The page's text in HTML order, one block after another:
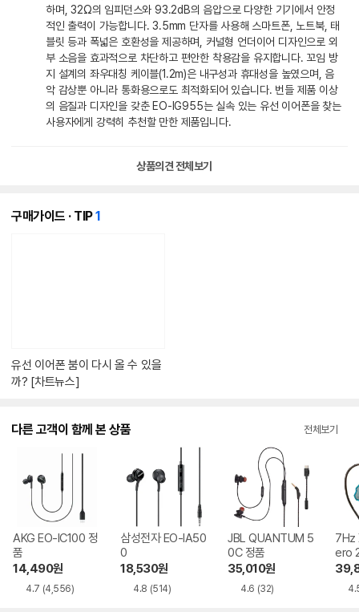
하며, 32Ω의 임피던스와 93.2dB의 음압으로 다양한 기기에서 안정
적인 출력이 가능합니다. 3.5mm 단자를 사용해 스마트폰, 노트북, 태
블릿 등과 폭넓은 호환성을 제공하며, 커널형 언더이어 디자인으로 외
부 소음을 효과적으로 차단하고 편안한 착용감을 유지합니다. 꼬임 방
지 설계의 좌우대칭 케이블(1.2m)은 내구성과 휴대성을 높였으며, 음
악 감상뿐 아니라 통화용으로도 최적화되어 있습니다. 번들 제품 이상
의 음질과 디자인을 갖춘 EO-IG955는 실속 있는 유선 이어폰을 찾는
사용자에게 강력히 추천할 만한 제품입니다.
상품의견 전체보기
구매가이드 · TIP1개
유선 이어폰 붐이 다시 올 수 있을
까? [차트뉴스]
다른 고객이 함께 본 상품 전체보기
AKG EO-IC100 정
품
14,490원
4.7 (4,556)
삼성전자 EO-IA50
0
18,530원
4.8 (514)
JBL QUANTUM 5
0C 정품
35,010원
4.6 (32)
7Hz
ero